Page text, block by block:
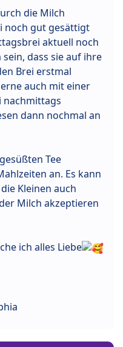
die Milch
noch gut gesättigt
aktuell noch
dass sie auf ihre
Brei erstmal
auch mit einer
nachmittags
dann nochmal an
Tee
an. Es kann
Kleinen auch
Milch akzeptieren
ich alles Liebe